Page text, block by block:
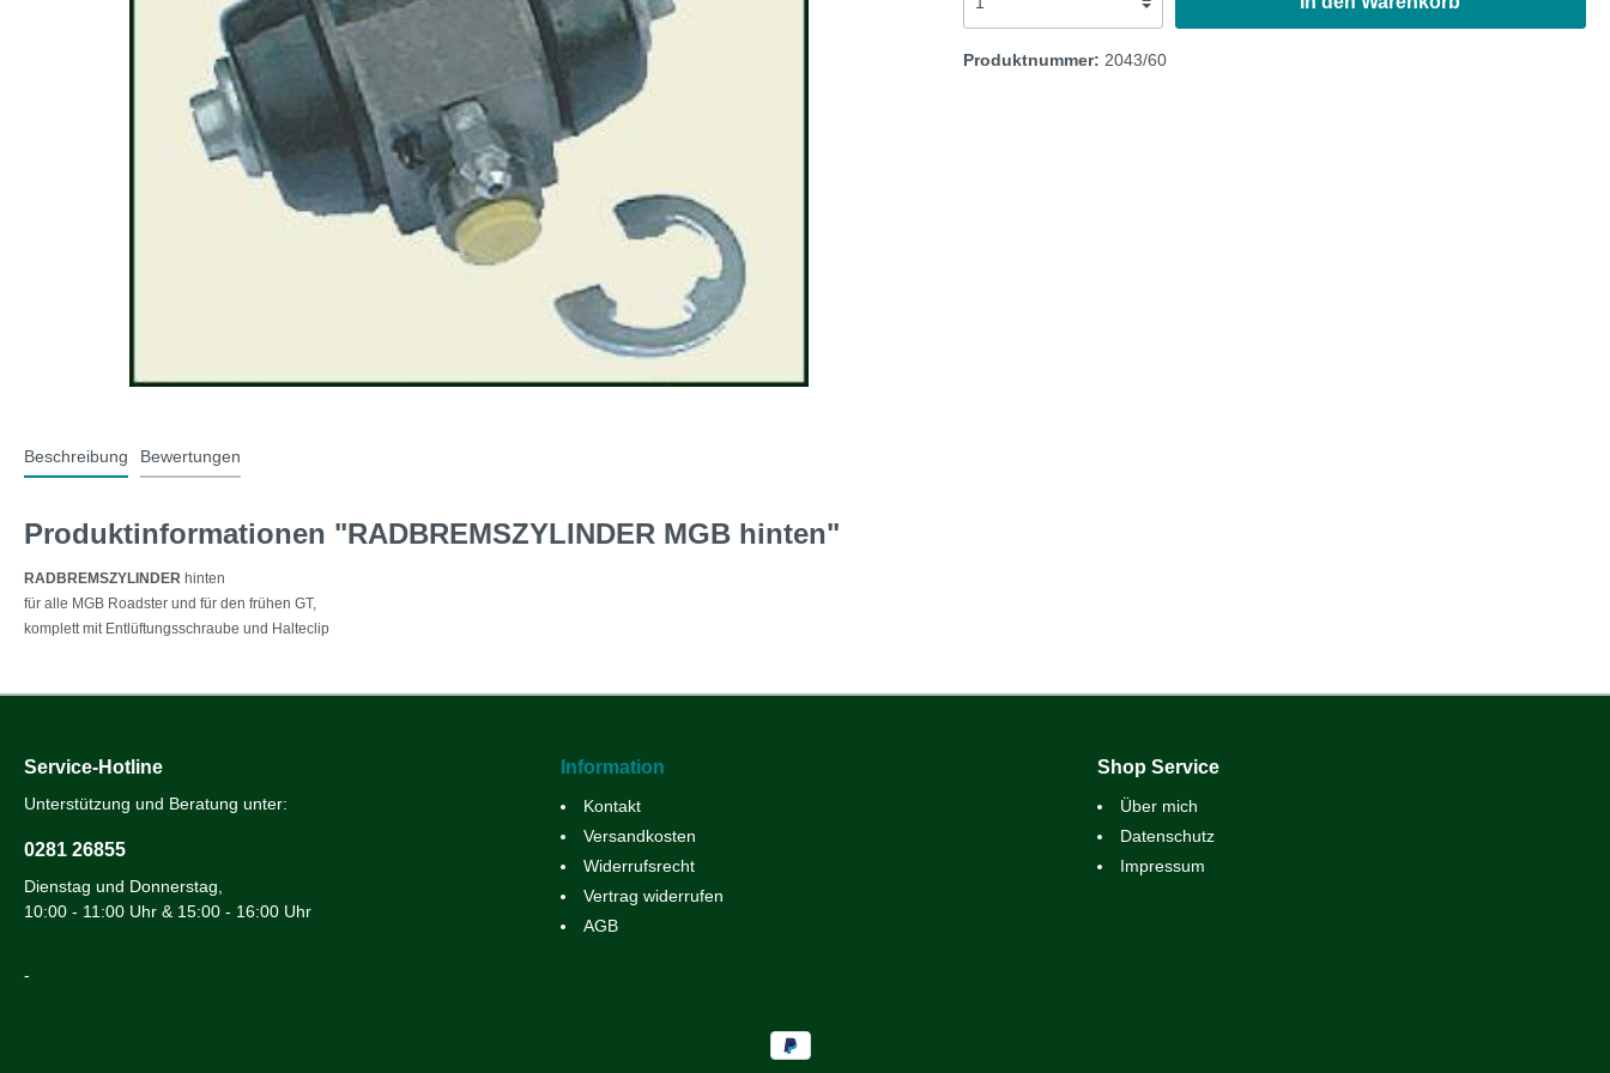
Bremse hinten
T-Typ und MG F Midget & Sprite
Mini Rover TR etc
Produktnummer: 2043/60
Beschreibung Bewertungen
Produktinformationen "RADBREMSZYLINDER MGB hinten"
RADBREMSZYLINDER hinten
für alle MGB Roadster und für den frühen GT,
komplett mit Entlüftungsschraube und Halteclip
Service-Hotline
Unterstützung und Beratung unter:
0281 26855
Dienstag und Donnerstag,
10:00 - 11:00 Uhr & 15:00 - 16:00 Uhr
-
Information
Kontakt
Versandkosten
Widerrufsrecht
Vertrag widerrufen
AGB
Shop Service
Über mich
Datenschutz
Impressum